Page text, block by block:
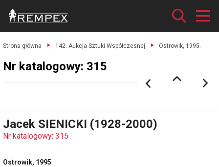
Strona główna 142. Aukcja Sztuki Współczesnej Ostrowik, 1995.
Nr katalogowy: 315
Jacek SIENICKI (1928-2000)
Nr katalogowy: 315
Ostrowik, 1995